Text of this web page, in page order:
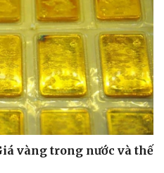
vàng trong nước và thế